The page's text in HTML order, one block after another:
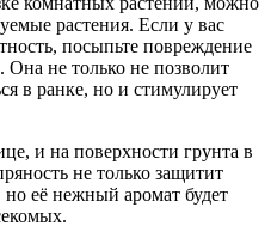
растения. Если у вас
посыпьте повреждение
не только не позволит
в ранке, но и стимулирует
и на поверхности грунта в
не только защитит
но её нежный аромат будет